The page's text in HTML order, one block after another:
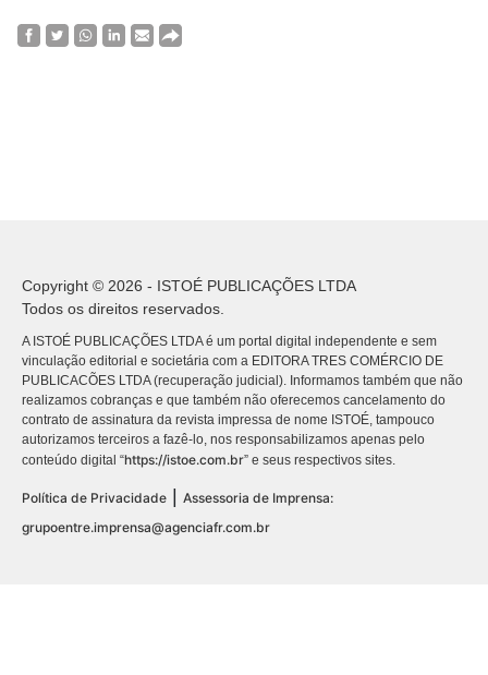
Copyright © 2026 - ISTOÉ PUBLICAÇÕES LTDA
Todos os direitos reservados.
A ISTOÉ PUBLICAÇÕES LTDA é um portal digital independente e sem
vinculação editorial e societária com a EDITORA TRES COMÉRCIO DE
PUBLICACÕES LTDA (recuperação judicial). Informamos também que não
realizamos cobranças e que também não oferecemos cancelamento do
contrato de assinatura da revista impressa de nome ISTOÉ, tampouco
autorizamos terceiros a fazê-lo, nos responsabilizamos apenas pelo
conteúdo digital “https://istoe.com.br” e seus respectivos sites.
Política de Privacidade
Assessoria de Imprensa:
grupoentre.imprensa@agenciafr.com.br